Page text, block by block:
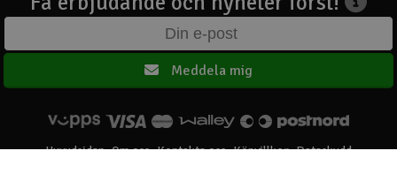
Meddela mig
Huvudsidan Om oss Kontakta oss Köpvillkor Dataskydd